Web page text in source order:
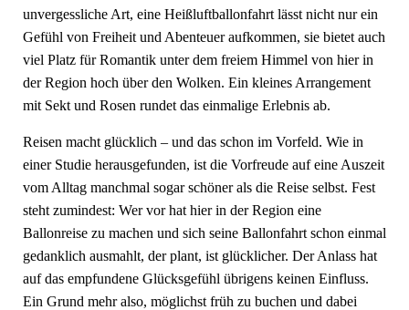
unvergessliche Art, eine Heißluftballonfahrt lässt nicht nur ein
Gefühl von Freiheit und Abenteuer aufkommen, sie bietet auch
viel Platz für Romantik unter dem freiem Himmel von hier in
der Region hoch über den Wolken. Ein kleines Arrangement
mit Sekt und Rosen rundet das einmalige Erlebnis ab.
Reisen macht glücklich – und das schon im Vorfeld. Wie in
einer Studie herausgefunden, ist die Vorfreude auf eine Auszeit
vom Alltag manchmal sogar schöner als die Reise selbst. Fest
steht zumindest: Wer vor hat hier in der Region eine
Ballonreise zu machen und sich seine Ballonfahrt schon einmal
gedanklich ausmahlt, der plant, ist glücklicher. Der Anlass hat
auf das empfundene Glücksgefühl übrigens keinen Einfluss.
Ein Grund mehr also, möglichst früh zu buchen und dabei